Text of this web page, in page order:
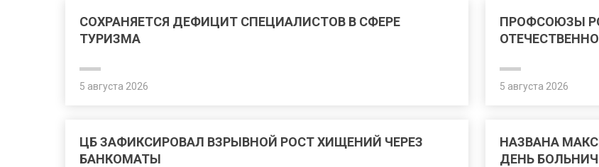
СОХРАНЯЕТСЯ ДЕФИЦИТ СПЕЦИАЛИСТОВ В СФЕРЕ
ТУРИЗМА
5 августа 2026
ПРОФСОЮЗЫ
5 августа 2026
ЦБ ЗАФИКСИРОВАЛ ВЗРЫВНОЙ РОСТ ХИЩЕНИЙ ЧЕРЕЗ
БАНКОМАТЫ
НАЗВАНА
ДЕНЬ